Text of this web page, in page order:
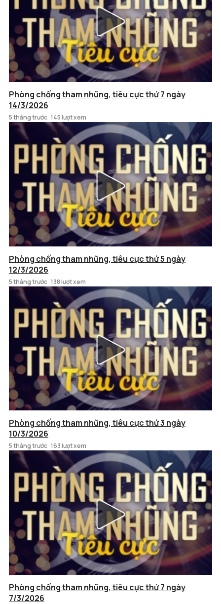
Phòng chống tham nhũng, tiêu cực thứ 7 ngày
14/3/2026
5 tháng trước 145 lượt xem
Phòng chống tham nhũng, tiêu cực thứ 5 ngày
12/3/2026
5 tháng trước 138 lượt xem
Phòng chống tham nhũng, tiêu cực thứ 3 ngày
10/3/2026
5 tháng trước 163 lượt xem
Phòng chống tham nhũng, tiêu cực thứ 7 ngày
7/3/2026